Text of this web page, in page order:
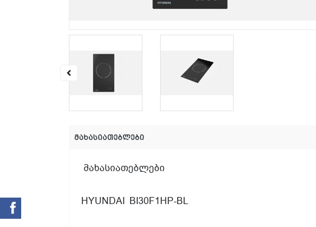
მახასიათებლები
მახასიათებლები
HYUNDAI BI30F1HP-BL